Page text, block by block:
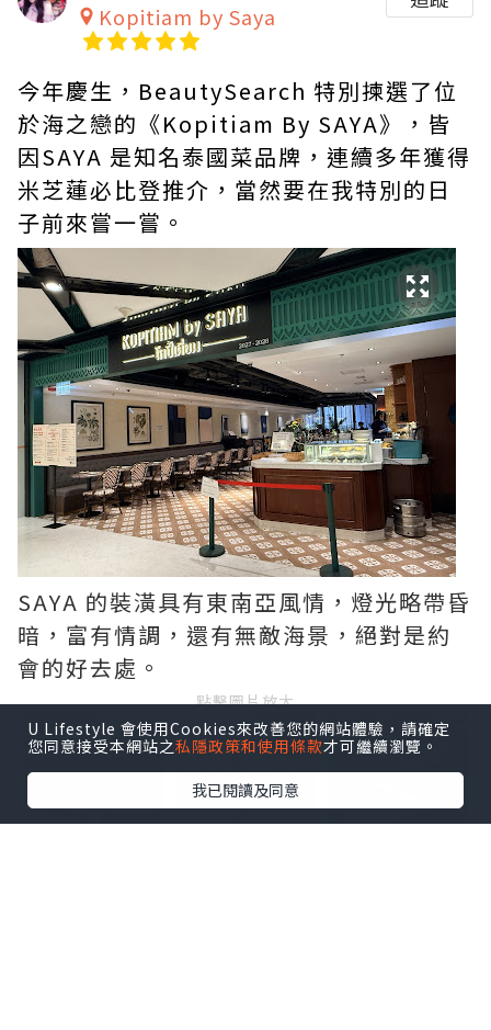
Kopitiam by Saya
今年慶生，BeautySearch 特別揀選了位
於海之戀的《Kopitiam By SAYA》，皆
因SAYA 是知名泰國菜品牌，連續多年獲得
米芝蓮必比登推介，當然要在我特別的日
子前來嘗一嘗。
SAYA 的裝潢具有東南亞風情，燈光略帶昏
暗，富有情調，還有無敵海景，絕對是約
會的好去處。
點擊圖片放大
+2
U Lifestyle 會使用Cookies來改善您的網站體驗，請確定
您同意接受本網站之私隱政策和使用條款才可繼續瀏覽。
我已閱讀及同意